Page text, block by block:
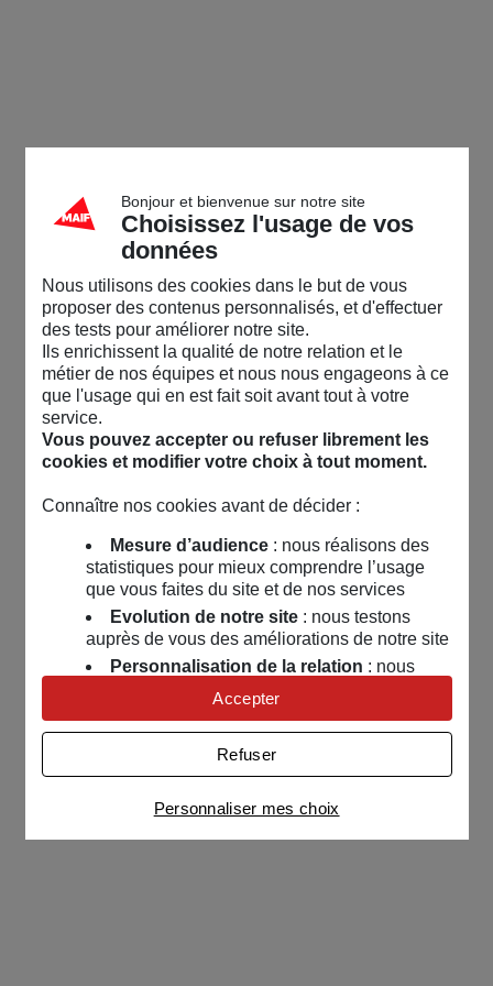
Bonjour et bienvenue sur notre site
Choisissez l'usage de vos
données
Nous utilisons des cookies dans le but de vous
proposer des contenus personnalisés, et d'effectuer
des tests pour améliorer notre site.
Ils enrichissent la qualité de notre relation et le
métier de nos équipes et nous nous engageons à ce
que l'usage qui en est fait soit avant tout à votre
service.
Vous pouvez accepter ou refuser librement les
cookies et modifier votre choix à tout moment.
Connaître nos cookies avant de décider :
Mesure d’audience: nous réalisons des
statistiques pour mieux comprendre l’usage
que vous faites du site et de nos services
Evolution de notre site: nous testons
auprès de vous des améliorations de notre site
Personnalisation de la relation : nous
nous servons de cookies pour adapter nos
contenus et personnaliser nos offres
Univers publicitaire: nous utilisons avec
nos partenaires des cookies pour afficher des
publicités personnalisées
Connaître notre politique cookies et la liste de nos
partenaires
Personnaliser mes choix
Refuser
Accepter